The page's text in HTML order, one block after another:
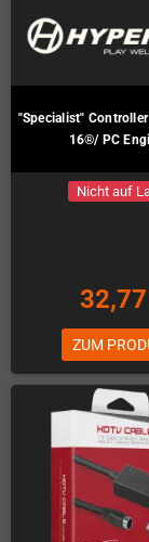
"Specialist"
16®/ PC
Nicht auf
ZUM